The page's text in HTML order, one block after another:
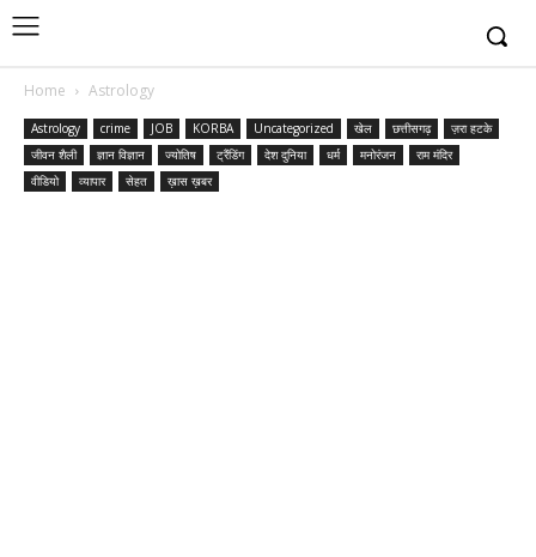
Home Astrology
Astrology crime JOB KORBA Uncategorized खेल छत्तीसगढ़
ज़रा हटके
जीवन शैली
ज्ञान विज्ञान ज्योतिष ट्रैंडिंग देश दुनिया धर्म मनोरंजन
राम मंदिर
वीडियो
व्यापार सेहत ख़ास ख़बर